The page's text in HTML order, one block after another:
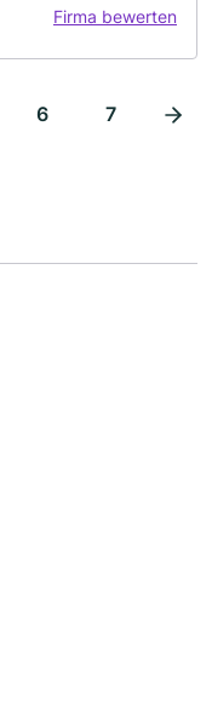
Firma bewerten
6 7